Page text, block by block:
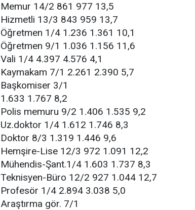
Memur 14/2 861 977 13,5
Hizmetli 13/3 843 959 13,7
Öğretmen 1/4 1.236 1.361 10,1
Öğretmen 9/1 1.036 1.156 11,6
Vali 1/4 4.397 4.576 4,1
Kaymakam 7/1 2.261 2.390 5,7
Başkomiser 3/1
1.633 1.767 8,2
Polis memuru 9/2 1.406 1.535 9,2
Uz.doktor 1/4 1.612 1.746 8,3
Doktor 8/3 1.319 1.446 9,6
Hemşire-Lise 12/3 972 1.091 12,2
Mühendis-Şant.1/4 1.603 1.737 8,3
Teknisyen-Büro 12/2 927 1.044 12,7
Profesör 1/4 2.894 3.038 5,0
Araştırma gör. 7/1